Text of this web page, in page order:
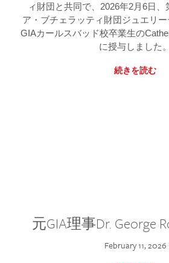
ィ財団と共同で、2026年2月6日、
ア・ブチェラッティ財団ジュエリ
GIAカールスバッド校卒業生の
に授与しました。
続きを読む
元GIA理事Dr. George
February 11, 2026